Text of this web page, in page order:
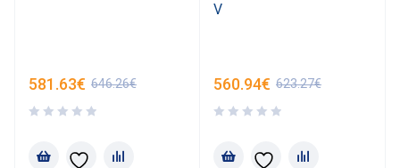
646.26€
581.63€
V
623.27€
560.94€